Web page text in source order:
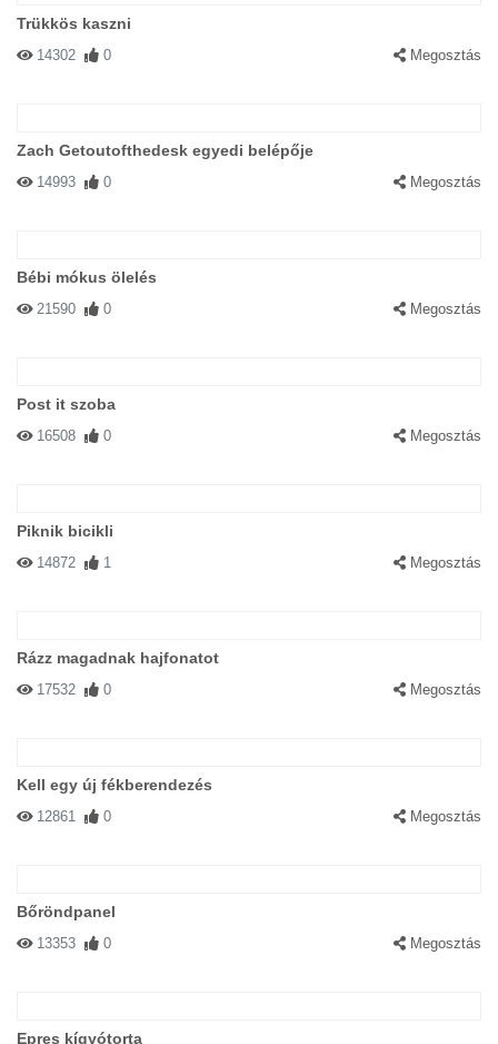
Trükkös kaszni
14302 0 Megosztás
Zach Getoutofthedesk egyedi belépője
14993 0 Megosztás
Bébi mókus ölelés
21590 0 Megosztás
Post it szoba
16508 0 Megosztás
Piknik bicikli
14872 1 Megosztás
Rázz magadnak hajfonatot
17532 0 Megosztás
Kell egy új fékberendezés
12861 0 Megosztás
Bőröndpanel
13353 0 Megosztás
Epres kígyótorta